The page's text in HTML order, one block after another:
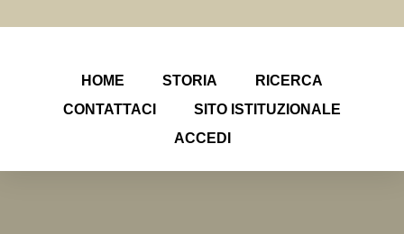
HOME STORIA
RICERCA
CONTATTACI
SITO ISTITUZIONALE
ACCEDI